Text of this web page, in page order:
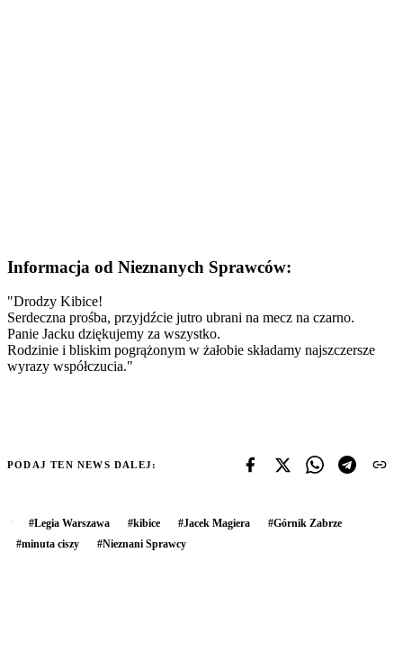
Informacja od Nieznanych Sprawców:
"Drodzy Kibice!
Serdeczna prośba, przyjdźcie jutro ubrani na mecz na czarno.
Panie Jacku dziękujemy za wszystko.
Rodzinie i bliskim pogrążonym w żałobie składamy najszczersze
wyrazy współczucia."
PODAJ TEN NEWS DALEJ:
#Legia Warszawa #kibice #Jacek Magiera #Górnik Zabrze
#minuta ciszy #Nieznani Sprawcy